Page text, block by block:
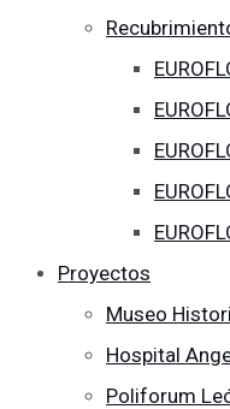
Proyectos
Museo
Hospital
Poliforum